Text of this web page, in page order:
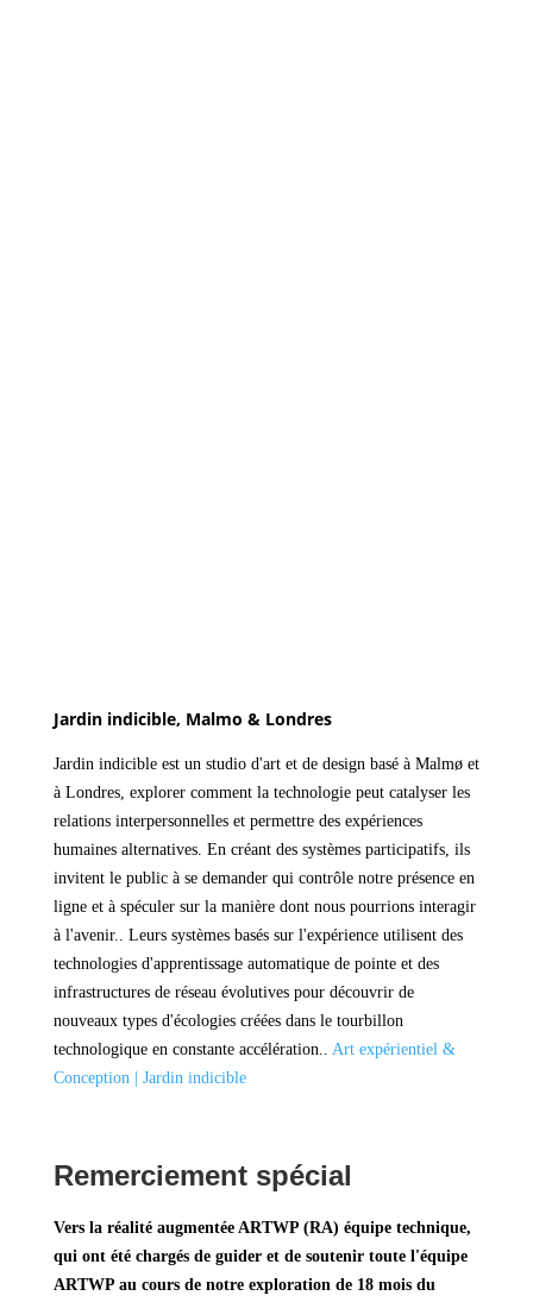
Jardin indicible, Malmo & Londres
Jardin indicibleest un studio d'art et de design basé à Malmø et
à Londres, explorer comment la technologie peut catalyser les
relations interpersonnelles et permettre des expériences
humaines alternatives. En créant des systèmes participatifs, ils
invitent le public à se demander qui contrôle notre présence en
ligne et à spéculer sur la manière dont nous pourrions interagir
à l'avenir.. Leurs systèmes basés sur l'expérience utilisent des
technologies d'apprentissage automatique de pointe et des
infrastructures de réseau évolutives pour découvrir de
nouveaux types d'écologies créées dans le tourbillon
technologique en constante accélération.. Art expérientiel &
Conception | Jardin indicible
Remerciement spécial
Vers la réalité augmentée ARTWP (RA) équipe technique,
qui ont été chargés de guider et de soutenir toute l'équipe
ARTWP au cours de notre exploration de 18 mois du